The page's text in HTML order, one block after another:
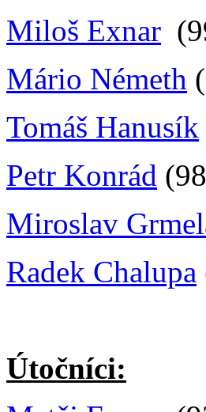
Miloš Exnar
Mário Németh
Tomáš Hanusík
Petr Konrád
Miroslav
Radek Chalupa
Útočníci: